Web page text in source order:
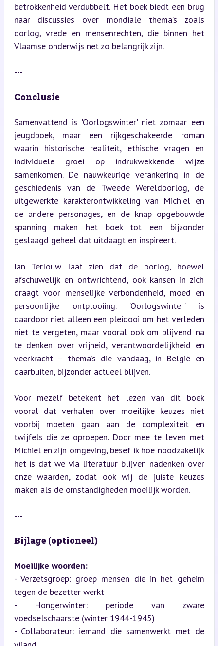
betrokkenheid verdubbelt. Het boek biedt een brug
naar discussies over mondiale thema’s zoals
oorlog, vrede en mensenrechten, die binnen het
Vlaamse onderwijs net zo belangrijk zijn.
---
Conclusie
Samenvattend is 'Oorlogswinter' niet zomaar een
jeugdboek, maar een rijkgeschakeerde roman
waarin historische realiteit, ethische vragen en
individuele groei op indrukwekkende wijze
samenkomen. De nauwkeurige verankering in de
geschiedenis van de Tweede Wereldoorlog, de
uitgewerkte karakterontwikkeling van Michiel en
de andere personages, en de knap opgebouwde
spanning maken het boek tot een bijzonder
geslaagd geheel dat uitdaagt en inspireert.
Jan Terlouw laat zien dat de oorlog, hoewel
afschuwelijk en ontwrichtend, ook kansen in zich
draagt voor menselijke verbondenheid, moed en
persoonlijke ontplooiing. 'Oorlogswinter' is
daardoor niet alleen een pleidooi om het verleden
niet te vergeten, maar vooral ook om blijvend na
te denken over vrijheid, verantwoordelijkheid en
veerkracht – thema’s die vandaag, in België en
daarbuiten, bijzonder actueel blijven.
Voor mezelf betekent het lezen van dit boek
vooral dat verhalen over moeilijke keuzes niet
voorbij moeten gaan aan de complexiteit en
twijfels die ze oproepen. Door mee te leven met
Michiel en zijn omgeving, besef ik hoe noodzakelijk
het is dat we via literatuur blijven nadenken over
onze waarden, zodat ook wij de juiste keuzes
maken als de omstandigheden moeilijk worden.
---
Bijlage (optioneel)
Moeilijke woorden:
- Verzetsgroep: groep mensen die in het geheim
tegen de bezetter werkt
- Hongerwinter: periode van zware
voedselschaarste (winter 1944-1945)
- Collaborateur: iemand die samenwerkt met de